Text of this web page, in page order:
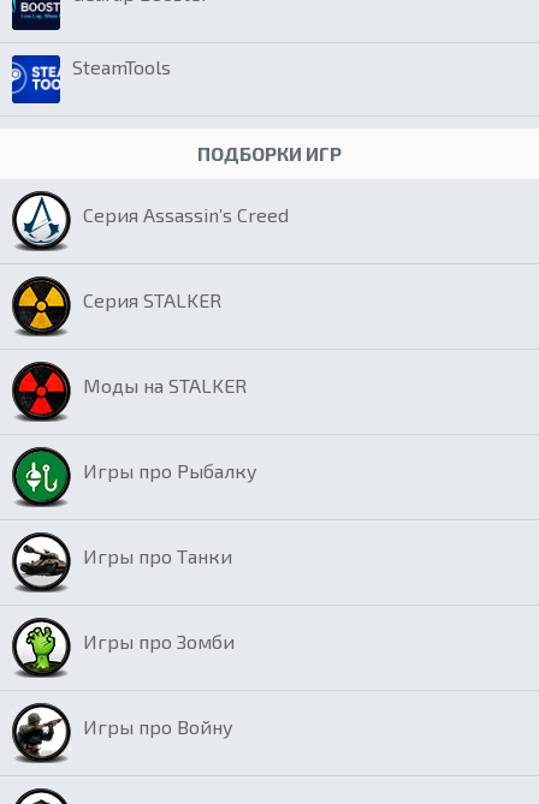
SteamTools
ПОДБОРКИ ИГР
Серия Assassin’s Creed
Серия STALKER
Моды на STALKER
Игры про Рыбалку
Игры про Танки
Игры про Зомби
Игры про Войну